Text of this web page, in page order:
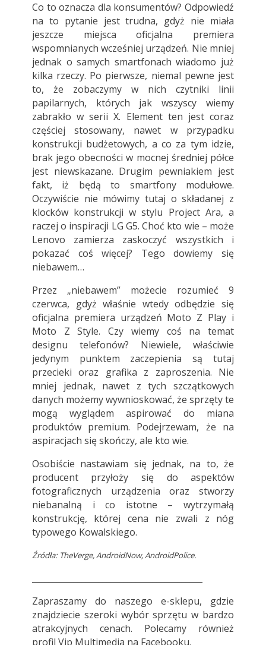
Co to oznacza dla konsumentów? Odpowiedź
na to pytanie jest trudna, gdyż nie miała
jeszcze miejsca oficjalna premiera
wspomnianych wcześniej urządzeń. Nie mniej
jednak o samych smartfonach wiadomo już
kilka rzeczy. Po pierwsze, niemal pewne jest
to, że zobaczymy w nich czytniki linii
papilarnych, których jak wszyscy wiemy
zabrakło w serii X. Element ten jest coraz
częściej stosowany, nawet w przypadku
konstrukcji budżetowych, a co za tym idzie,
brak jego obecności w mocnej średniej półce
jest niewskazane. Drugim pewniakiem jest
fakt, iż będą to smartfony modułowe.
Oczywiście nie mówimy tutaj o składanej z
klocków konstrukcji w stylu Project Ara, a
raczej o inspiracji LG G5. Choć kto wie – może
Lenovo zamierza zaskoczyć wszystkich i
pokazać coś więcej? Tego dowiemy się
niebawem…
Przez „niebawem” możecie rozumieć 9
czerwca, gdyż właśnie wtedy odbędzie się
oficjalna premiera urządzeń Moto Z Play i
Moto Z Style. Czy wiemy coś na temat
designu telefonów? Niewiele, właściwie
jedynym punktem zaczepienia są tutaj
przecieki oraz grafika z zaproszenia. Nie
mniej jednak, nawet z tych szczątkowych
danych możemy wywnioskować, że sprzęty te
mogą wyglądem aspirować do miana
produktów premium. Podejrzewam, że na
aspiracjach się skończy, ale kto wie.
Osobiście nastawiam się jednak, na to, że
producent przyłoży się do aspektów
fotograficznych urządzenia oraz stworzy
niebanalną i co istotne – wytrzymałą
konstrukcję, której cena nie zwali z nóg
typowego Kowalskiego.
Źródła: TheVerge, AndroidNow, AndroidPolice.
Zapraszamy do naszego e-sklepu, gdzie
znajdziecie szeroki wybór sprzętu w bardzo
atrakcyjnych cenach. Polecamy również
profil Vip Multimedia na Facebooku.